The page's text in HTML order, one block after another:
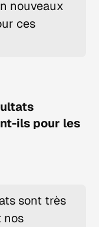
nouveaux
ces
ils pour les
sont très
nos